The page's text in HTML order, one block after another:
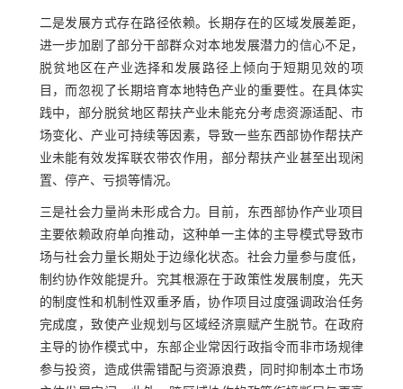
二是发展方式存在路径依赖。长期存在的区域发展差距，
进一步加剧了部分干部群众对本地发展潜力的信心不足，
脱贫地区在产业选择和发展路径上倾向于短期见效的项
目，而忽视了长期培育本地特色产业的重要性。在具体实
践中，部分脱贫地区帮扶产业未能充分考虑资源适配、市
场变化、产业可持续等因素，导致一些东西部协作帮扶产
业未能有效发挥联农带农作用，部分帮扶产业甚至出现闲
置、停产、亏损等情况。
三是社会力量尚未形成合力。目前，东西部协作产业项目
主要依赖政府单向推动，这种单一主体的主导模式导致市
场与社会力量长期处于边缘化状态。社会力量参与度低，
制约协作效能提升。究其根源在于政策性发展制度，先天
的制度性和机制性双重矛盾，协作项目过度强调政治任务
完成度，致使产业规划与区域经济禀赋产生脱节。在政府
主导的协作模式中，东部企业常因行政指令而非市场规律
参与投资，造成供需错配与资源浪费，同时抑制本土市场